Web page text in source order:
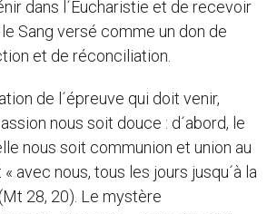
dans l´Eucharistie et de recevoir
Sang versé comme un don de
et de réconciliation.
de l´épreuve qui doit venir,
nous soit douce : d´abord, le
nous soit communion et union au
avec nous, tous les jours jusqu´à la
28, 20). Le mystère